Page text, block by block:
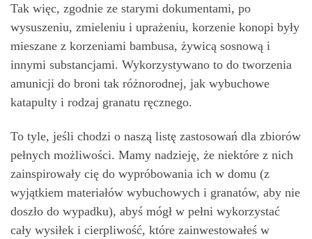
Tak więc, zgodnie ze starymi dokumentami, po
wysuszeniu, zmieleniu i uprażeniu, korzenie konopi były
mieszane z korzeniami bambusa, żywicą sosnową i
innymi substancjami. Wykorzystywano to do tworzenia
amunicji do broni tak różnorodnej, jak wybuchowe
katapulty i rodzaj granatu ręcznego.
To tyle, jeśli chodzi o naszą listę zastosowań dla zbiorów
pełnych możliwości. Mamy nadzieję, że niektóre z nich
zainspirowały cię do wypróbowania ich w domu (z
wyjątkiem materiałów wybuchowych i granatów, aby nie
doszło do wypadku), abyś mógł w pełni wykorzystać
cały wysiłek i cierpliwość, które zainwestowałeś w